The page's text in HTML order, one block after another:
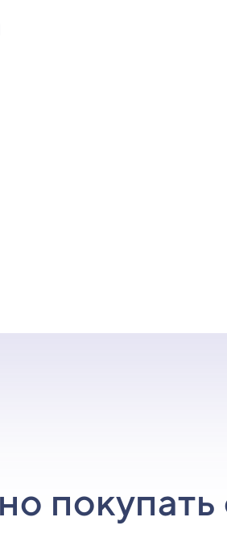
покупать